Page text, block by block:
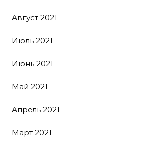
Август 2021
Июль 2021
Июнь 2021
Май 2021
Апрель 2021
Март 2021